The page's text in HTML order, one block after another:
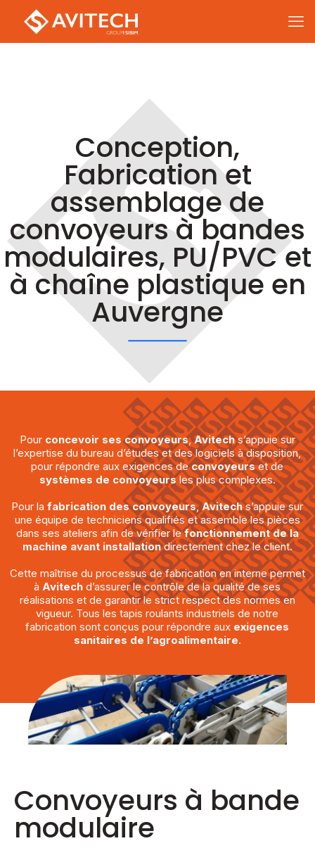
Conception,
Fabrication et
assemblage de
convoyeurs à bandes
modulaires, PU/PVC et
à chaîne plastique en
Auvergne
Pour concevoir ses convoyeurs,Avitechs’appuie sur
l’expertise du bureau d’études et des logiciels à disposition,
pour répondre aux exigences deconvoyeurset de
systèmes de convoyeursles plus complexes.
Pour lafabrication des convoyeurs,Avitechs’appuie sur
une équipe de techniciens qualifiés et assemble les pièces
dans ses ateliers afin de vérifier lefonctionnement de la
machine avant installationdirectement chez le client.
Cette maîtrise du processus de fabrication en interne permet
àAvitech d’assurer le contrôle de la qualité de ses
réalisations et de garantir le strict respect des normes en
vigueur. Tous les tapis roulants industriels de notre
fabrication sont conçus pour répondre aux exigences
sanitaires de l’agroalimentaire.
Convoyeurs à bande
modulaire